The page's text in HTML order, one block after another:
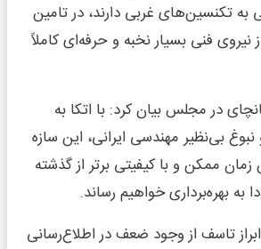
تکنسین‌های غربی دارند، در تامین
نیروی فنی بسیار نخبه و حرفه‌ای کاملاً
در مجلس بیان کرد: با اتکا به
بی‌نظیر مهندسی ایرانی، این سازه
زمان ممکن و با کیفیتی برتر از گذشته
به بهره‌برداری خواهیم رساند.
ابراز تاسف از وجود ضعف در اطلاع‌رسانی